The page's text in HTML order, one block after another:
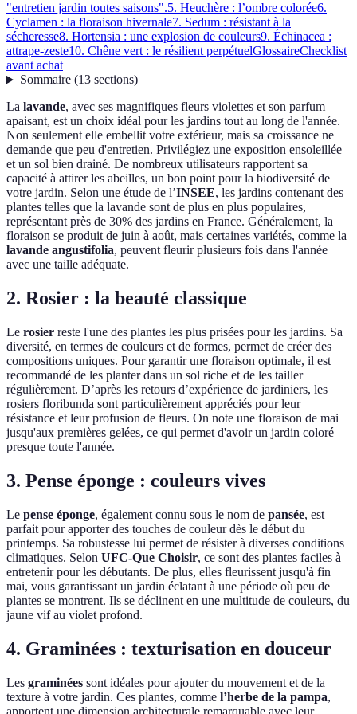
"entretien jardin toutes saisons".5. Heuchère : l’ombre colorée6.
Cyclamen : la floraison hivernale7. Sedum : résistant à la
sécheresse8. Hortensia : une explosion de couleurs9. Échinacea :
attrape-zeste10. Chêne vert : le résilient perpétuelGlossaireChecklist
avant achat
Sommaire(13 sections)
La lavande, avec ses magnifiques fleurs violettes et son parfum
apaisant, est un choix idéal pour les jardins tout au long de l'année.
Non seulement elle embellit votre extérieur, mais sa croissance ne
demande que peu d'entretien. Privilégiez une exposition ensoleillée
et un sol bien drainé. De nombreux utilisateurs rapportent sa
capacité à attirer les abeilles, un bon point pour la biodiversité de
votre jardin. Selon une étude de l’INSEE, les jardins contenant des
plantes telles que la lavande sont de plus en plus populaires,
représentant près de 30% des jardins en France. Généralement, la
floraison se produit de juin à août, mais certaines variétés, comme la
lavande angustifolia, peuvent fleurir plusieurs fois dans l'année
avec une taille adéquate.
2. Rosier : la beauté classique
Le rosier reste l'une des plantes les plus prisées pour les jardins. Sa
diversité, en termes de couleurs et de formes, permet de créer des
compositions uniques. Pour garantir une floraison optimale, il est
recommandé de les planter dans un sol riche et de les tailler
régulièrement. D’après les retours d’expérience de jardiniers, les
rosiers floribunda sont particulièrement appréciés pour leur
résistance et leur profusion de fleurs. On note une floraison de mai
jusqu'aux premières gelées, ce qui permet d'avoir un jardin coloré
presque toute l'année.
3. Pense éponge : couleurs vives
Le pense éponge, également connu sous le nom de pansée, est
parfait pour apporter des touches de couleur dès le début du
printemps. Sa robustesse lui permet de résister à diverses conditions
climatiques. Selon UFC-Que Choisir, ce sont des plantes faciles à
entretenir pour les débutants. De plus, elles fleurissent jusqu'à fin
mai, vous garantissant un jardin éclatant à une période où peu de
plantes se montrent. Ils se déclinent en une multitude de couleurs, du
jaune vif au violet profond.
4. Graminées : texturisation en douceur
Les graminées sont idéales pour ajouter du mouvement et de la
texture à votre jardin. Ces plantes, comme l’herbe de la pampa,
apportent une dimension architecturale remarquable avec leur